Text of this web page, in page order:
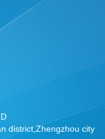
district,Zhengzhou city